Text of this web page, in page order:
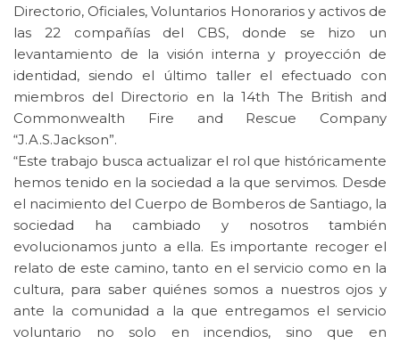
Directorio, Oficiales, Voluntarios Honorarios y activos de
las 22 compañías del CBS, donde se hizo un
levantamiento de la visión interna y proyección de
identidad, siendo el último taller el efectuado con
miembros del Directorio en la 14th The British and
Commonwealth Fire and Rescue Company
“J.A.S.Jackson”.
“Este trabajo busca actualizar el rol que históricamente
hemos tenido en la sociedad a la que servimos. Desde
el nacimiento del Cuerpo de Bomberos de Santiago, la
sociedad ha cambiado y nosotros también
evolucionamos junto a ella. Es importante recoger el
relato de este camino, tanto en el servicio como en la
cultura, para saber quiénes somos a nuestros ojos y
ante la comunidad a la que entregamos el servicio
voluntario no solo en incendios, sino que en